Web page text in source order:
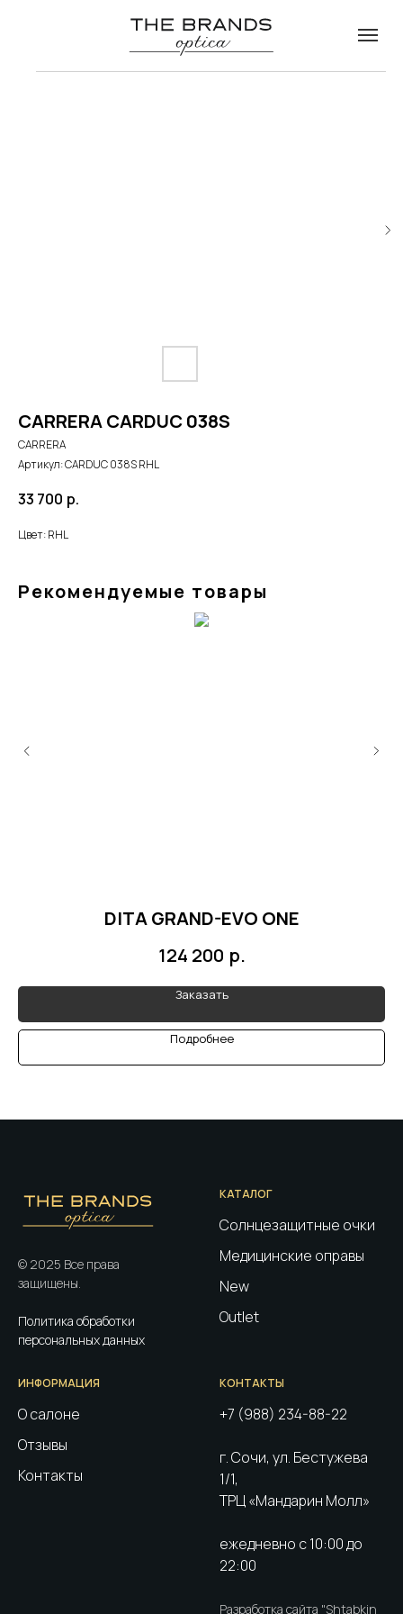
CARRERA CARDUC 038S
CARRERA
Артикул:CARDUC 038S RHL
33 700 р.
Цвет: RHL
Рекомендуемые товары
DITA GRAND-EVO ONE
124 200 р.
Заказать
Подробнее
© 2025 Все права
защищены.
Политика обработки
персональных данных
КАТАЛОГ
Солнцезащитные очки
Медицинские оправы
New
Outlet
ИНФОРМАЦИЯ
О салоне
Отзывы
Контакты
КОНТАКТЫ
+7 (988) 234-88-22
г. Сочи, ул. Бестужева
1/1,
ТРЦ «Мандарин Молл»
ежедневно с 10:00 до
22:00
Разработка сайта "Shtabkin